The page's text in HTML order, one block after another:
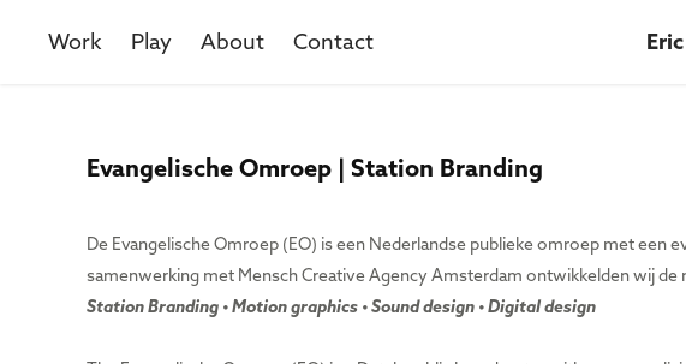
Work Play About Contact
Evangelische Omroep | Station Branding
De Evangelische Omroep (EO) is een Nederlandse publieke omroep met een
samenwerking met Mensch Creative Agency Amsterdam ontwikkelden wij
Station Branding • Motion graphics • Sound design • Digital design